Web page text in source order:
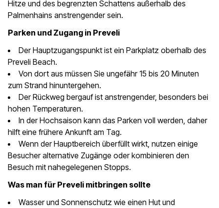
Hitze und des begrenzten Schattens außerhalb des
Palmenhains anstrengender sein.
Parken und Zugang in Preveli
Der Hauptzugangspunkt ist ein Parkplatz oberhalb des
Preveli Beach.
Von dort aus müssen Sie ungefähr 15 bis 20 Minuten
zum Strand hinuntergehen.
Der Rückweg bergauf ist anstrengender, besonders bei
hohen Temperaturen.
In der Hochsaison kann das Parken voll werden, daher
hilft eine frühere Ankunft am Tag.
Wenn der Hauptbereich überfüllt wirkt, nutzen einige
Besucher alternative Zugänge oder kombinieren den
Besuch mit nahegelegenen Stopps.
Was man für Preveli mitbringen sollte
Wasser und Sonnenschutz wie einen Hut und